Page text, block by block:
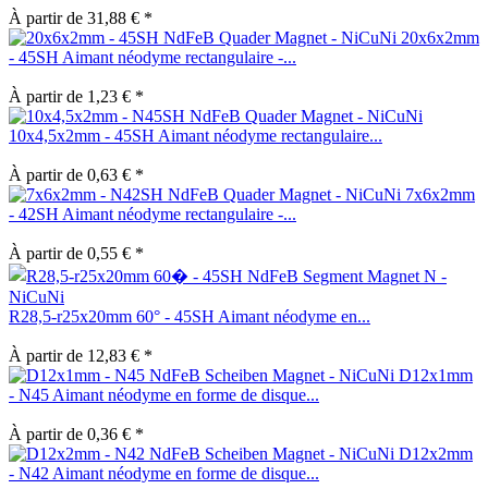
À partir de 31,88 € *
20x6x2mm
- 45SH Aimant néodyme rectangulaire -...
À partir de 1,23 € *
10x4,5x2mm - 45SH Aimant néodyme rectangulaire...
À partir de 0,63 € *
7x6x2mm
- 42SH Aimant néodyme rectangulaire -...
À partir de 0,55 € *
R28,5-r25x20mm 60° - 45SH Aimant néodyme en...
À partir de 12,83 € *
D12x1mm
- N45 Aimant néodyme en forme de disque...
À partir de 0,36 € *
D12x2mm
- N42 Aimant néodyme en forme de disque...